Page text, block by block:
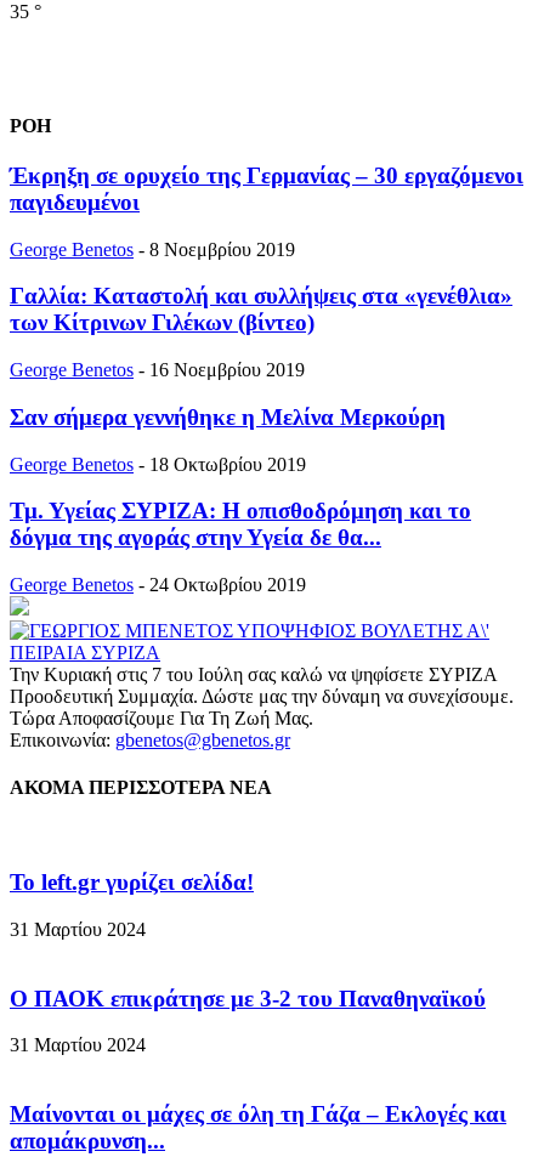
35 °
ΡΟΗ
Έκρηξη σε ορυχείο της Γερμανίας – 30 εργαζόμενοι
παγιδευμένοι
George Benetos - 8 Νοεμβρίου 2019
Γαλλία: Kαταστολή και συλλήψεις στα «γενέθλια»
των Κίτρινων Γιλέκων (βίντεο)
George Benetos - 16 Νοεμβρίου 2019
Σαν σήμερα γεννήθηκε η Μελίνα Μερκούρη
George Benetos - 18 Οκτωβρίου 2019
Τμ. Υγείας ΣΥΡΙΖΑ: Η οπισθοδρόμηση και το
δόγμα της αγοράς στην Υγεία δε θα...
George Benetos - 24 Οκτωβρίου 2019
Την Κυριακή στις 7 του Ιούλη σας καλώ να ψηφίσετε ΣΥΡΙΖΑ
Προοδευτική Συμμαχία. Δώστε μας την δύναμη να συνεχίσουμε.
Τώρα Αποφασίζουμε Για Τη Ζωή Μας.
Επικοινωνία: gbenetos@gbenetos.gr
ΑΚΟΜΑ ΠΕΡΙΣΣΟΤΕΡΑ ΝΕΑ
To left.gr γυρίζει σελίδα!
31 Μαρτίου 2024
Ο ΠΑΟΚ επικράτησε με 3-2 του Παναθηναϊκού
31 Μαρτίου 2024
Μαίνονται οι μάχες σε όλη τη Γάζα – Eκλογές και
απομάκρυνση...